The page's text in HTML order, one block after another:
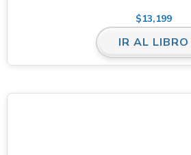
$13,199
IR AL LIBRO